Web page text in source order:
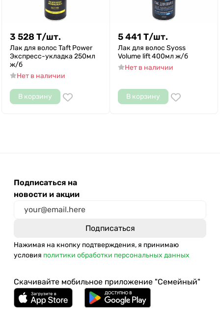
3 528 Т/шт.
Лак для волос Taft Power
Экспресс-укладка 250мл
ж/б
Нет в наличии
В корзину
5 441 Т/шт.
Лак для волос Syoss
Volume lift 400мл ж/б
Нет в наличии
В корзину
Подписаться на
новости и акции
Нажимая на кнопку подтверждения, я принимаю
условия политики обработки персональных данных
Скачивайте мобильное приложение "Семейный"